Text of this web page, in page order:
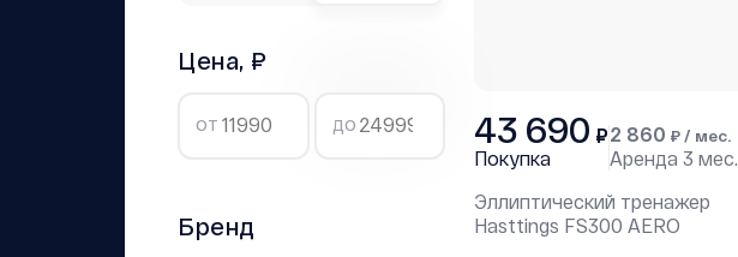
Цена, ₽
от до
Бренд
2 860 ₽ / мес.
Аренда 3 мес.
43 690 ₽
Покупка
Эллиптический тренажер
Hasttings FS300 AERO